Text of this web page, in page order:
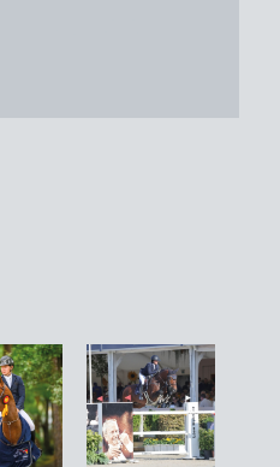
landenprijs-
Mexico-winnaar
Pereira de